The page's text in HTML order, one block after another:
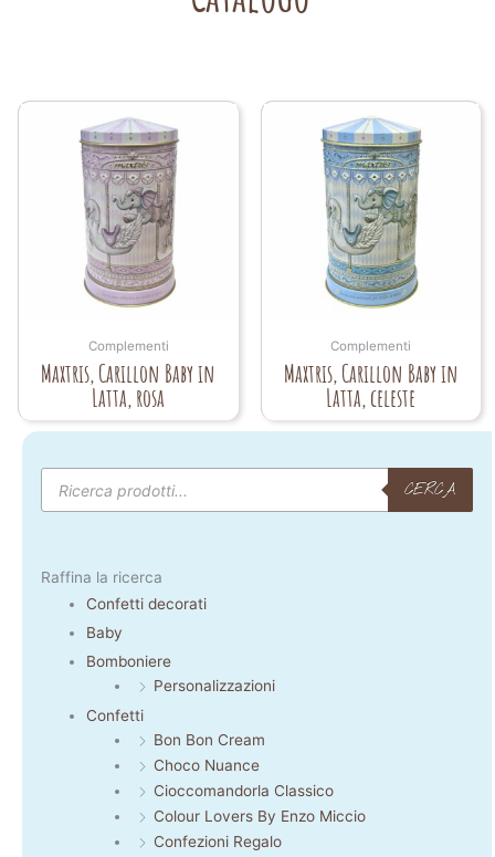
Complementi
Maxtris, Carillon Baby in
Latta, rosa
Complementi
Maxtris, Carillon Baby in
Latta, celeste
Products
search
CERCA
Raffina la ricerca
Confetti decorati
Baby
Bomboniere
Personalizzazioni
Confetti
Bon Bon Cream
Choco Nuance
Cioccomandorla Classico
Colour Lovers By Enzo Miccio
Confezioni Regalo